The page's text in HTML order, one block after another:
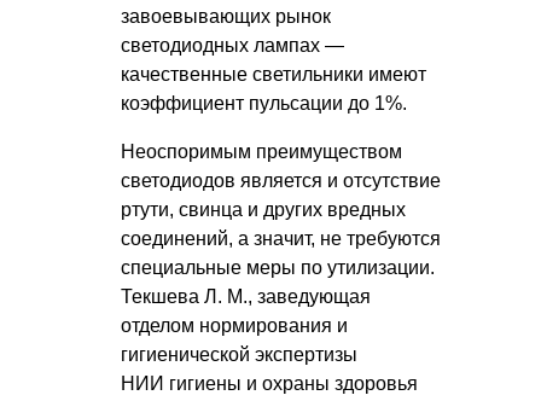
завоевывающих рынок
светодиодных лампах —
качественные светильники имеют
коэффициент пульсации до 1%.
Неоспоримым преимуществом
светодиодов является и отсутствие
ртути, свинца и других вредных
соединений, а значит, не требуются
специальные меры по утилизации.
Текшева Л. М., заведующая
отделом нормирования и
гигиенической экспертизы
НИИ гигиены и охраны здоровья